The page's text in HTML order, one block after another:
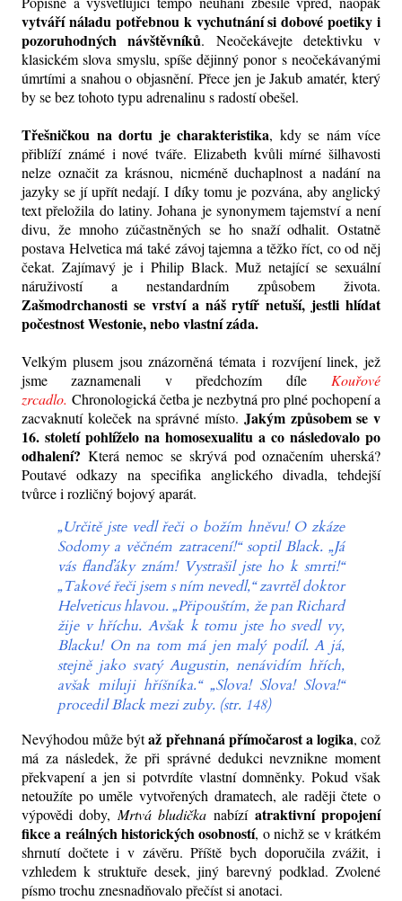
vytváří náladu potřebnou k vychutnání si dobové poetiky i
pozoruhodných návštěvníků. Neočekávejte detektivku v
klasickém slova smyslu, spíše dějinný ponor s neočekávanými
úmrtími a snahou o objasnění. Přece jen je Jakub amatér, který
by se bez tohoto typu adrenalinu s radostí obešel.
Třešničkou na dortu je charakteristika, kdy se nám více
přiblíží známé i nové tváře. Elizabeth kvůli mírné šilhavosti
nelze označit za krásnou, nicméně duchaplnost a nadání na
jazyky se jí upřít nedají. I díky tomu je pozvána, aby anglický
text přeložila do latiny. Johana je synonymem tajemství a není
divu, že mnoho zúčastněných se ho snaží odhalit. Ostatně
postava Helvetica má také závoj tajemna a těžko říct, co od něj
čekat. Zajímavý je i Philip Black. Muž netající se sexuální
náruživostí a nestandardním způsobem života.
Zašmodrchanosti se vrství a náš rytíř netuší, jestli hlídat
počestnost Westonie, nebo vlastní záda.
Velkým plusem jsou znázorněná témata i rozvíjení linek, jež
jsme zaznamenali v předchozím díle Kouřové
zrcadlo. Chronologická četba je nezbytná pro plné pochopení a
zacvaknutí koleček na správné místo. Jakým způsobem se v
16. století pohlíželo na homosexualitu a co následovalo po
odhalení? Která nemoc se skrývá pod označením uherská?
Poutavé odkazy na specifika anglického divadla, tehdejší
tvůrce i rozličný bojový aparát.
„Určitě jste vedl řeči o božím hněvu! O zkáze
Sodomy a věčném zatracení!“ soptil Black. „Já
vás flanďáky znám! Vystrašil jste ho k smrti!“
„Takové řeči jsem s ním nevedl,“ zavrtěl doktor
Helveticus hlavou. „Připouštím, že pan Richard
žije v hříchu. Avšak k tomu jste ho svedl vy,
Blacku! On na tom má jen malý podíl. A já,
stejně jako svatý Augustin, nenávidím hřích,
avšak miluji hříšníka.“ „Slova! Slova! Slova!“
procedil Black mezi zuby. (str. 148)
Nevýhodou může býtaž přehnaná přímočarost a logika, což
má za následek, že při správné dedukci nevznikne moment
překvapení a jen si potvrdíte vlastní domněnky. Pokud však
netoužíte po uměle vytvořených dramatech, ale raději čtete o
výpovědi doby, Mrtvá bludička nabízí atraktivní propojení
fikce a reálných historických osobností, o nichž se v krátkém
shrnutí dočtete i v závěru. Příště bych doporučila zvážit, i
vzhledem k struktuře desek, jiný barevný podklad. Zvolené
písmo trochu znesnadňovalo přečíst si anotaci.